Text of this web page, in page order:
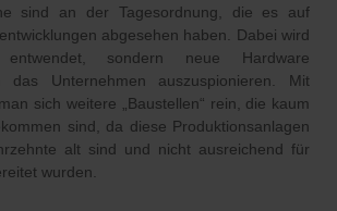
sind an der Tagesordnung, die es auf
abgesehen haben. Dabei wird
sondern neue Hardware
das Unternehmen auszuspionieren. Mit
sich weitere „Baustellen“ rein, die kaum
sind, da diese Produktionsanlagen
alt sind und nicht ausreichend für
wurden.